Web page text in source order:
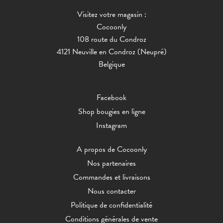
Visitez votre magasin :
Cocoonly
108 route du Condroz
4121 Neuville en Condroz (Neupré)
Belgique
Facebook
Shop bougies en ligne
Instagram
A propos de Cocoonly
Nos partenaires
Commandes et livraisons
Nous contacter
Politique de confidentialité
Conditions générales de vente